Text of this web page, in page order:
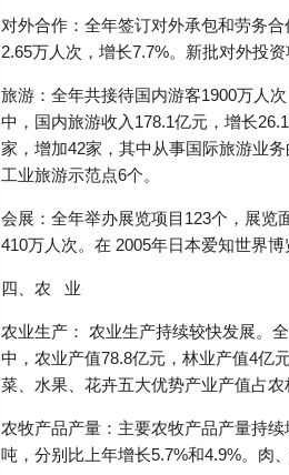
对外合作：全年签订对外承包和劳务
2.65万人次，增长7.7%。新批对外投
旅游：全年共接待国内游客1900万人
中，国内旅游收入178.1亿元，增长
家，增加42家，其中从事国际旅游业
工业旅游示范点6个。
会展：全年举办展览项目123个，展览
410万人次。在 2005年日本爱知世界
四、农 业
农业生产： 农业生产持续较快发展。
中，农业产值78.8亿元，林业产值4亿
菜、水果、花卉五大优势产业产值占
农牧产品产量：主要农牧产品产量持
吨，分别比上年增长5.7%和4.9%。肉